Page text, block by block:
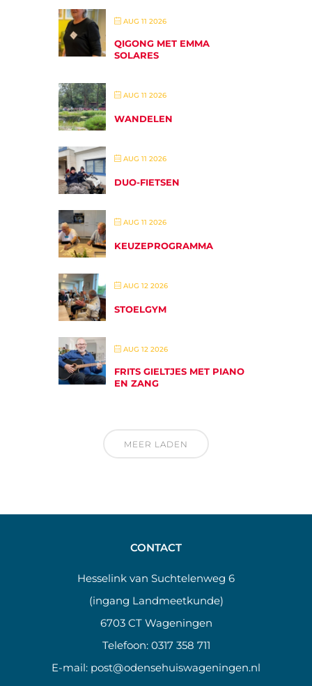
AUG 11 2026
QIGONG MET EMMA
SOLARES
AUG 11 2026
WANDELEN
AUG 11 2026
DUO-FIETSEN
AUG 11 2026
KEUZEPROGRAMMA
AUG 12 2026
STOELGYM
AUG 12 2026
FRITS GIELTJES MET PIANO
EN ZANG
MEER LADEN
CONTACT
Hesselink van Suchtelenweg 6
(ingang Landmeetkunde)
6703 CT Wageningen
Telefoon: 0317 358 711
E-mail: post@odensehuiswageningen.nl